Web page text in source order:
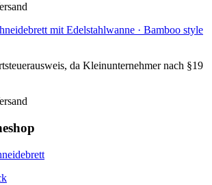
mit Edelstahlwanne · Bamboo style
da Kleinunternehmer nach §19